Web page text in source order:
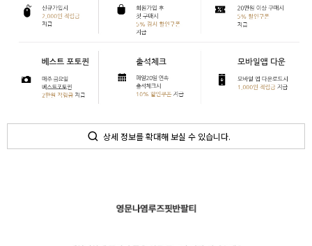
상세 정보를 확대해 보실 수 있습니다.